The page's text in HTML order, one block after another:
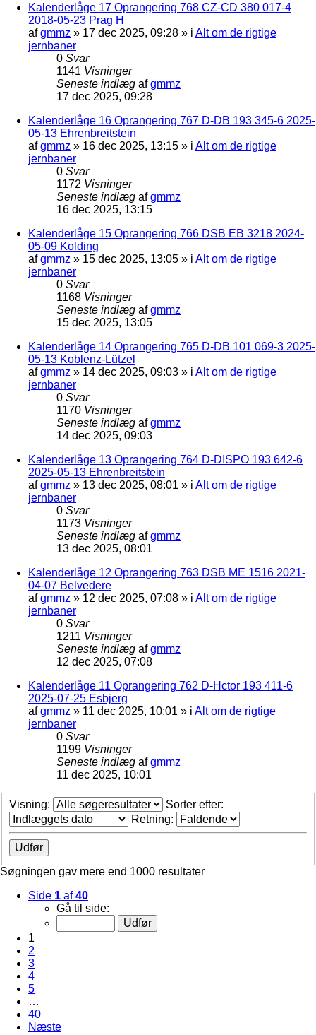
Kalenderlåge 17 Oprangering 768 CZ-CD 380 017-4
2018-05-23 Prag H
afgmmz » 17 dec 2025, 09:28 » i Alt om de rigtige
jernbaner
0 Svar
1141 Visninger
Seneste indlæg afgmmz
17 dec 2025, 09:28
Kalenderlåge 16 Oprangering 767 D-DB 193 345-6 2025-
05-13 Ehrenbreitstein
afgmmz » 16 dec 2025, 13:15 » i Alt om de rigtige
jernbaner
0 Svar
1172 Visninger
Seneste indlæg afgmmz
16 dec 2025, 13:15
Kalenderlåge 15 Oprangering 766 DSB EB 3218 2024-
05-09 Kolding
afgmmz » 15 dec 2025, 13:05 » i Alt om de rigtige
jernbaner
0 Svar
1168 Visninger
Seneste indlæg afgmmz
15 dec 2025, 13:05
Kalenderlåge 14 Oprangering 765 D-DB 101 069-3 2025-
05-13 Koblenz-Lützel
afgmmz » 14 dec 2025, 09:03 » i Alt om de rigtige
jernbaner
0 Svar
1170 Visninger
Seneste indlæg afgmmz
14 dec 2025, 09:03
Kalenderlåge 13 Oprangering 764 D-DISPO 193 642-6
2025-05-13 Ehrenbreitstein
afgmmz » 13 dec 2025, 08:01 » i Alt om de rigtige
jernbaner
0 Svar
1173 Visninger
Seneste indlæg afgmmz
13 dec 2025, 08:01
Kalenderlåge 12 Oprangering 763 DSB ME 1516 2021-
04-07 Belvedere
afgmmz » 12 dec 2025, 07:08 » i Alt om de rigtige
jernbaner
0 Svar
1211 Visninger
Seneste indlæg afgmmz
12 dec 2025, 07:08
Kalenderlåge 11 Oprangering 762 D-Hctor 193 411-6
2025-07-25 Esbjerg
afgmmz » 11 dec 2025, 10:01 » i Alt om de rigtige
jernbaner
0 Svar
1199 Visninger
Seneste indlæg afgmmz
11 dec 2025, 10:01
Visning:
Sorter efter:
Retning:
Søgningen gav mere end 1000 resultater
Side 1 af40
Gå til side:
1
2
3
4
5
…
40
Næste